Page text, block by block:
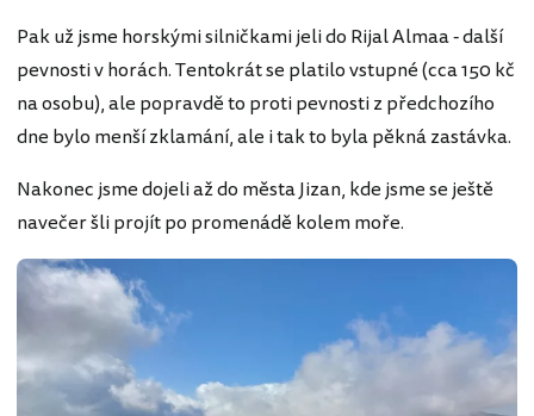
Pak už jsme horskými silničkami jeli do Rijal Almaa - další
pevnosti v horách. Tentokrát se platilo vstupné (cca 150 kč
na osobu), ale popravdě to proti pevnosti z předchozího
dne bylo menší zklamání, ale i tak to byla pěkná zastávka.
Nakonec jsme dojeli až do města Jizan, kde jsme se ještě
navečer šli projít po promenádě kolem moře.